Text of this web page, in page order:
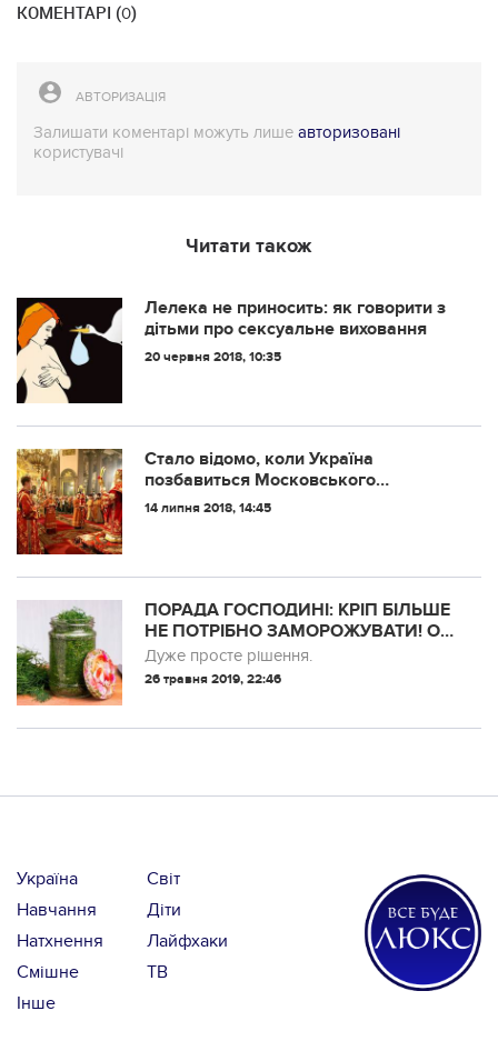
КОМЕНТАРІ (0)
АВТОРИЗАЦІЯ
Залишати коментарі можуть лише авторизовані
користувачі
Читати також
Лелека не приносить: як говорити з
дітьми про сексуальне виховання
20 червня 2018, 10:35
Стало відомо, коли Україна
позбавиться Московського
14 липня 2018, 14:45
ПОРАДА ГОСПОДИНІ: КРІП БІЛЬШЕ
НЕ ПОТРІБНО ЗАМОРОЖУВАТИ! ОТ
ЯК ЗАКРИТИ ЙОГО У БАНКУ
Дуже просте рішення.
26 травня 2019, 22:46
Україна
Світ
Навчання
Діти
Натхнення
Лайфхаки
Смішне
ТВ
Інше